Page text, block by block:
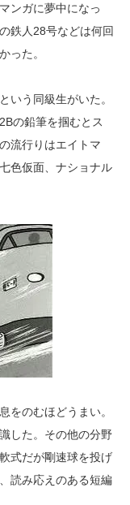
ンガに夢中になっ
鉄人28号などは何回
った。
いう同級生がいた。
の鉛筆を掴むとス
流行りはエイトマ
色仮面、ナショナル
をのむほどうまい。
した。その他の分野
式だが剛速球を投げ
読み応えのある短編